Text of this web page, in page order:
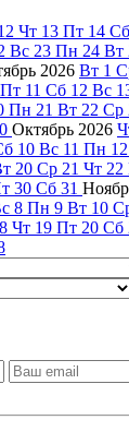
Чт 13 Пт 14 Сб
Вс 23 Пн 24 Вт
2026 Вт 1
Пт 11 Сб 12 Вс
Пн 21 Вт 22 Ср
Октябрь 2026
10 Вс 11 Пн 12
20 Ср 21 Чт 22
30 Сб 31
8 Пн 9 Вт 10
Чт 19 Пт 20 Сб